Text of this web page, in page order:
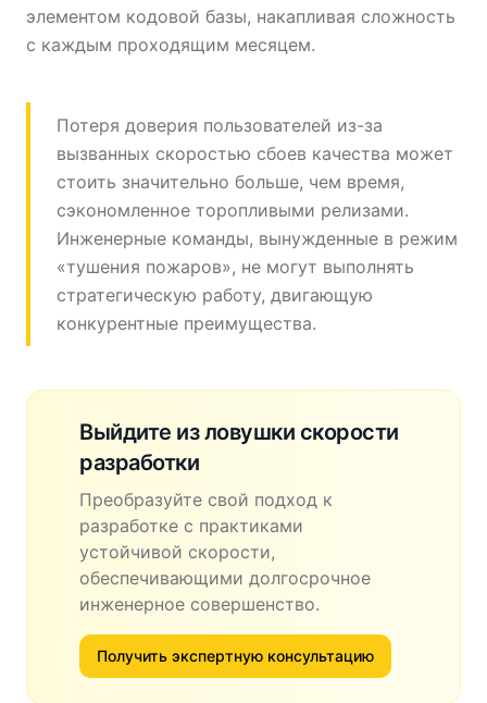
элементом кодовой базы, накапливая сложность
с каждым проходящим месяцем.
Потеря доверия пользователей из-за
вызванных скоростью сбоев качества может
стоить значительно больше, чем время,
сэкономленное торопливыми релизами.
Инженерные команды, вынужденные в режим
«тушения пожаров», не могут выполнять
стратегическую работу, двигающую
конкурентные преимущества.
Выйдите из ловушки скорости
разработки
Преобразуйте свой подход к
разработке с практиками
устойчивой скорости,
обеспечивающими долгосрочное
инженерное совершенство.
Получить экспертную консультацию